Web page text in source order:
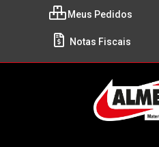
Meus Pedidos
Notas Fiscais